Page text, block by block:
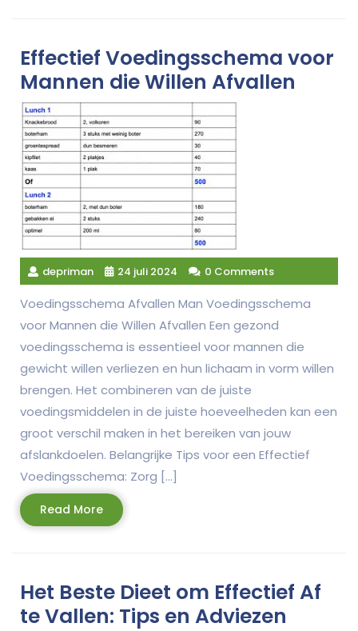
Effectief Voedingsschema voor
Mannen die Willen Afvallen
depriman 24 juli 2024 0 Comments
Voedingsschema Afvallen Man Voedingsschema
voor Mannen die Willen Afvallen Een gezond
voedingsschema is essentieel voor mannen die
gewicht willen verliezen en hun lichaam in vorm willen
brengen. Het combineren van de juiste
voedingsmiddelen in de juiste hoeveelheden kan een
groot verschil maken in het bereiken van jouw
afslankdoelen. Belangrijke Tips voor een Effectief
Voedingsschema: Zorg […]
Read MoreRead
More
Het Beste Dieet om Effectief Af
te Vallen: Tips en Adviezen